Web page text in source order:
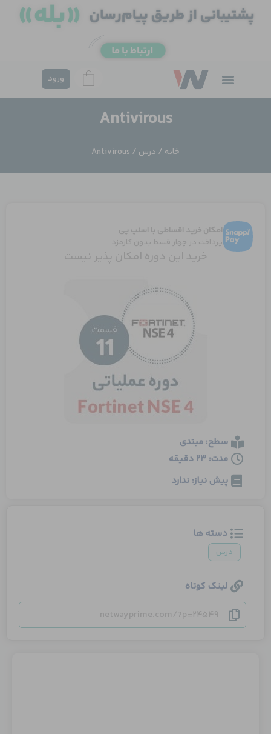
ورود
Antivirous
خانه / درس / Antivirous
امکان خرید اقساطی با اسنپ پی
پرداخت در چهار قسط بدون کارمزد
خرید این دوره امکان پذیر نیست
سطح: مبتدی
مدت: 23 دقیقه
پیش نیاز: ندارد
دسته ها
درس
لینک کوتاه
netwayprime.com/?p=24549